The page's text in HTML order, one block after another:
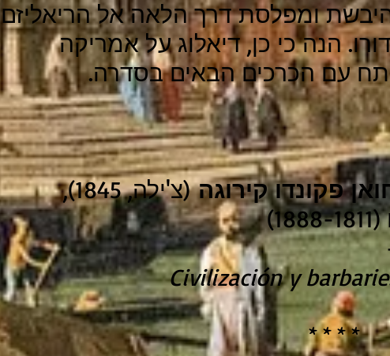
ומפלסת דרך הלאה אל הריאליזם
הנה כי כן, דיאלוג על אמריקה
עם הכרכים הבאים בסדרה.
פקונדו קירוגה(צ'ילה, 1845),
Civilización y
* * * *